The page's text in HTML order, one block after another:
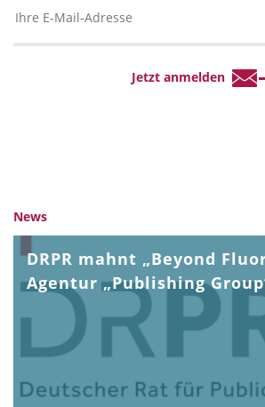
News
DRPR mahnt „Beyond
Agentur „Publishing